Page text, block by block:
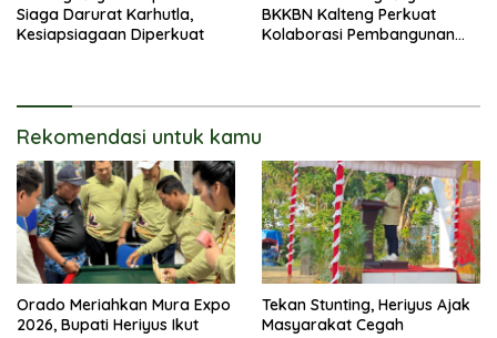
Siaga Darurat Karhutla,
Kesiapsiagaan Diperkuat
BKKBN Kalteng Perkuat
Kolaborasi Pembangunan
Rekomendasi untuk kamu
Orado Meriahkan Mura Expo
2026, Bupati Heriyus Ikut
Tekan Stunting, Heriyus Ajak
Masyarakat Cegah